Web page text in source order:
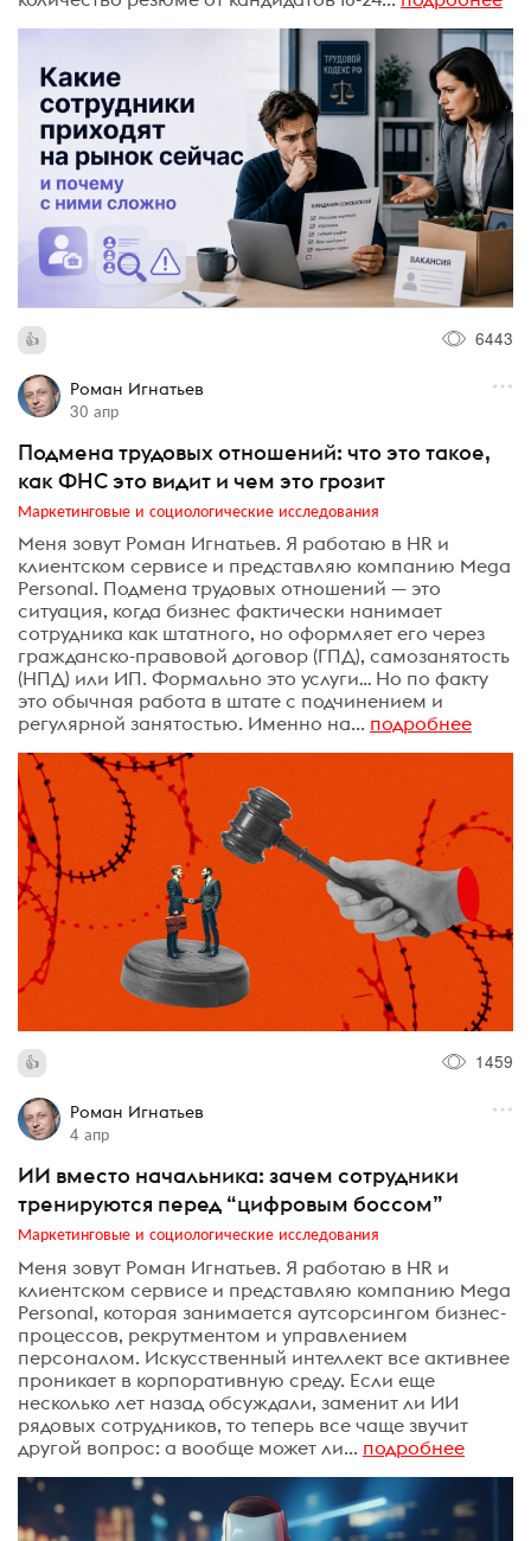
6443
Роман Игнатьев
30 апр
Подмена трудовых отношений: что это такое,
как ФНС это видит и чем это грозит
Маркетинговые и социологические исследования
Меня зовут Роман Игнатьев. Я работаю в HR и
клиентском сервисе и представляю компанию Mega
Personal. Подмена трудовых отношений — это
ситуация, когда бизнес фактически нанимает
сотрудника как штатного, но оформляет его через
гражданско-правовой договор (ГПД), самозанятость
(НПД) или ИП. Формально это услуги… Но по факту
это обычная работа в штате с подчинением и
регулярной занятостью. Именно на... подробнее
1459
Роман Игнатьев
4 апр
ИИ вместо начальника: зачем сотрудники
тренируются перед “цифровым боссом”
Маркетинговые и социологические исследования
Меня зовут Роман Игнатьев. Я работаю в HR и
клиентском сервисе и представляю компанию Mega
Personal, которая занимается аутсорсингом бизнес-
процессов, рекрутментом и управлением
персоналом. Искусственный интеллект все активнее
проникает в корпоративную среду. Если еще
несколько лет назад обсуждали, заменит ли ИИ
рядовых сотрудников, то теперь все чаще звучит
другой вопрос: а вообще может ли... подробнее